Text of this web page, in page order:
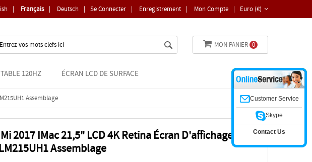
Euro (€)
Se Connecter | Enregistrement | Mon Compte |
| Français | Deutsch |
MON PANIER 0
120HZ ÉCRAN LCD DE SURFACE
Assemblage
2017 IMac 21,5" LCD 4K Retina Écran D'affichage En
Assemblage
Customer Service
Skype
Contact Us